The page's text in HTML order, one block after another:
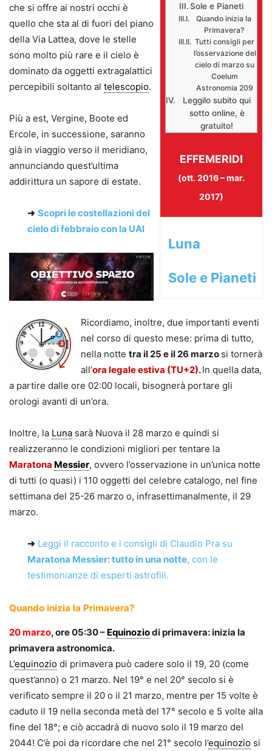
Sole e Pianeti
Quando inizia la
Primavera?
Tutti consigli per
l’osservazione del
cielo di marzo su
Coelum
Astronomia 209
Leggilo subito qui
sotto online, è
gratuito!
EFFEMERIDI
(ott. 2016 – mar.
2017)
Luna
Sole e Pianeti
che si offre ai nostri occhi è
quello che sta al di fuori del piano
della Via Lattea, dove le stelle
sono molto più rare e il cielo è
dominato da oggetti extragalattici
percepibili soltanto al telescopio.
Più a est, Vergine, Boote ed
Ercole, in successione, saranno
già in viaggio verso il meridiano,
annunciando quest’ultima
addirittura un sapore di estate.
➜ Scopri le costellazioni del
cielo di febbraio con la UAI
Ricordiamo, inoltre, due importanti eventi
nel corso di questo mese: prima di tutto,
nella notte tra il 25 e il 26 marzo si tornerà
all’ora legale estiva (TU+2).In quella data,
a partire dalle ore 02:00 locali, bisognerà portare gli
orologi avanti di un’ora.
Inoltre, la Luna sarà Nuova il 28 marzo e quindi si
realizzeranno le condizioni migliori per tentare la
Maratona Messier, ovvero l’osservazione in un’unica notte
di tutti (o quasi) i 110 oggetti del celebre catalogo, nel fine
settimana del 25-26 marzo o, infrasettimanalmente, il 29
marzo.
➜ Leggi il racconto e i consigli di Claudio Pra su
Maratona Messier: tutto in una notte, con le
testimonianze di esperti astrofili.
Quando inizia la Primavera?
20 marzo, ore 05:30 – Equinoziodi primavera: inizia la
primavera astronomica.
L’equinozio di primavera può cadere solo il 19, 20 (come
quest’anno) o 21 marzo. Nel 19° e nel 20° secolo si è
verificato sempre il 20 o il 21 marzo, mentre per 15 volte è
caduto il 19 nella seconda metà del 17° secolo e 5 volte alla
fine del 18°; e ciò accadrà di nuovo solo il 19 marzo del
2044! C’è poi da ricordare che nel 21° secolo l’equinozio si